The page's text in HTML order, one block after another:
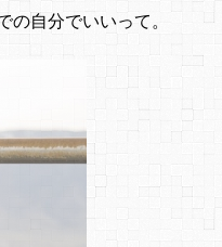
自分でいいって。